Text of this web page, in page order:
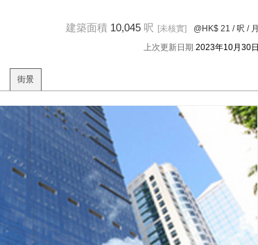
建築面積 10,045 呎 [未核實] @HK$ 21 / 呎 / 月
上次更新日期 2023年10月30日
街景